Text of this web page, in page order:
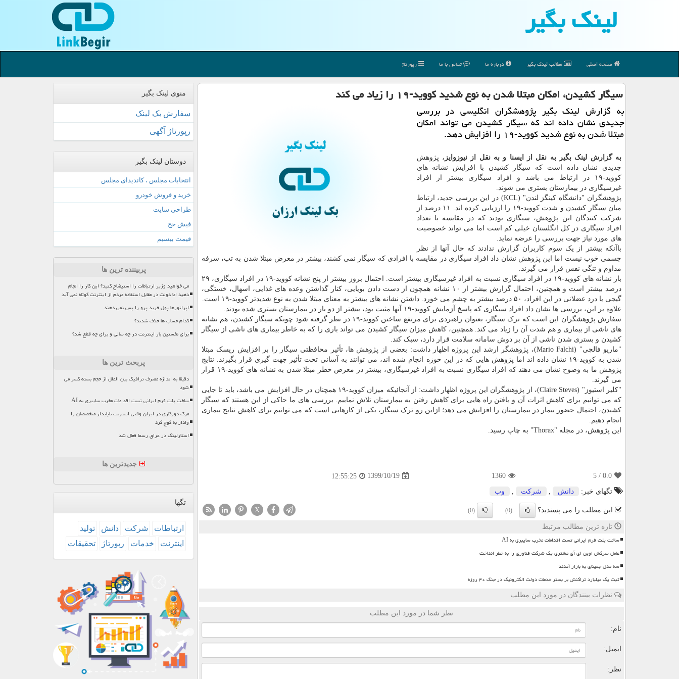
لینك بگیر
صفحه اصلی مطالب لینك بگیر درباره ما تماس با ما رپورتاژ
سیگار كشیدن، امكان مبتلا شدن به نوع شدید كووید-۱۹ را زیاد می كند
به گزارش لینک بگیر پژوهشگران انگلیسی در بررسی
جدیدی نشان داده اند که سیگار کشیدن می تواند امکان
مبتلا شدن به نوع شدید کووید-۱۹ را افزایش دهد.
به گزارش لینک بگیر به نقل از ایسنا و به نقل از نیوزوایز ، پژوهش
جدیدی نشان داده است که سیگار کشیدن با افزایش نشانه های
کووید-۱۹ در ارتباط می باشد و افراد سیگاری بیشتر از افراد
غیرسیگاری در بیمارستان بستری می شوند.
پژوهشگران "دانشگاه کینگز لندن" (KCL) در این بررسی جدید، ارتباط
میان سیگار کشیدن و شدت کووید-۱۹ را ارزیابی کرده اند. ۱۱ درصد از
شرکت کنندگان این پژوهش، سیگاری بودند که در مقایسه با تعداد
افراد سیگاری در کل انگلستان خیلی کم است اما می تواند خصوصیت
های مورد نیاز جهت بررسی را عرضه نماید.
باآنکه بیشتر از یک سوم کاربران گزارش ندادند که حال آنها از نظر
جسمی خوب نیست اما این پژوهش نشان داد افراد سیگاری در مقایسه با افرادی که سیگار نمی کشند، بیشتر در معرض مبتلا شدن به تب، سرفه
مداوم و تنگی نفس قرار می گیرند.
بار نشانه های کووید-۱۹ در افراد سیگاری نسبت به افراد غیرسیگاری بیشتر است. احتمال بروز بیشتر از پنج نشانه کووید-۱۹ در افراد سیگاری، ۲۹
درصد بیشتر است و همچنین، احتمال گزارش بیشتر از ۱۰ نشانه همچون از دست دادن بویایی، کنار گذاشتن وعده های غذایی، اسهال، خستگی،
گیجی یا درد عضلانی در این افراد، ۵۰ درصد بیشتر به چشم می خورد. داشتن نشانه های بیشتر به معنای مبتلا شدن به نوع شدیدتر کووید-۱۹ است.
علاوه بر این، بررسی ها نشان داد افراد سیگاری که پاسخ آزمایش کووید-۱۹ آنها مثبت بود، بیشتر از دو بار در بیمارستان بستری شده بودند.
سفارش پژوهشگران این است که ترک سیگار، بعنوان راهبردی برای مرتفع ساختن کووید-۱۹ در نظر گرفته شود چونکه سیگار کشیدن، هم نشانه
های ناشی از بیماری و هم شدت آن را زیاد می کند. همچنین، کاهش میزان سیگار کشیدن می تواند باری را که به خاطر بیماری های ناشی از سیگار
کشیدن و بستری شدن ناشی از آن بر دوش سامانه سلامت قرار دارد، سبک کند.
"ماریو فالچی" (Mario Falchi)، پژوهشگر ارشد این پروژه اظهار داشت: بعضی از پژوهش ها، تأثیر محافظتی سیگار را بر افزایش ریسک مبتلا
شدن به کووید-۱۹ نشان داده اند اما پژوهش هایی که در این حوزه انجام شده اند، می توانند به آسانی تحت تأثیر جهت گیری قرار بگیرند. نتایج
پژوهش ما به وضوح نشان می دهند که افراد سیگاری نسبت به افراد غیرسیگاری، بیشتر در معرض خطر مبتلا شدن به نشانه های کووید-۱۹ قرار
می گیرند.
"کلیر استیوز" (Claire Steves)، از پژوهشگران این پروژه اظهار داشت: از آنجائیکه میزان کووید-۱۹ همچنان در حال افزایش می باشد، باید تا جایی
که می توانیم برای کاهش اثرات آن و یافتن راه هایی برای کاهش رفتن به بیمارستان تلاش نماییم. بررسی های ما حاکی از این هستند که سیگار
کشیدن، احتمال حضور بیمار در بیمارستان را افزایش می دهد؛ ازاین رو ترک سیگار، یکی از کارهایی است که می توانیم برای کاهش نتایج بیماری
انجام دهیم.
این پژوهش، در مجله "Thorax" به چاپ رسید.
0.0
/ 5
1360
1399/10/19
12:55:25
تگهای خبر:
دانش شركت وب
این مطلب را می پسندید؟ (0)
(0)
X
تازه ترین مطالب مرتبط
ساخت پلت فرم ایرانی تست اقدامات مخرب سایبری به AI
عامل سرکش اوپن ای آی مشتری یک شرکت فناوری را به خطر انداخت
سه مدل جمینای به بازار آمدند
ثبت یک میلیارد تراکنش بر بستر خدمات دولت الکترونیک در جنگ ۴۰ روزه
نظرات بینندگان در مورد این مطلب
نظر شما در مورد این مطلب
نام:
ایمیل:
نظر:
منوی لینک بگیر
سفارش بک لینک
رپورتاژ آگهی
دوستان لینک بگیر
انتخابات مجلس ، کاندیدای مجلس
خرید و فروش خودرو
طراحی سایت
فیش حج
قیمت بیسیم
پربیننده ترین ها
می خواهید وزیر ارتباطات را استیضاح کنید؟ این کار را انجام
دهید اما دولت در مقابل استفاده مردم از اینترنت کوتاه نمی آید
اپراتورها پول خرید پرو را پس نمی دهند
کدام حساب ها حذف شدند؟
برای نخستین بار اینترنت در چه سالی و برای چه قطع شد؟
پربحث ترین ها
دقیقا به اندازه مصرف ترافیک بین الملل از حجم بسته کسر می
شود
ساخت پلت فرم ایرانی تست اقدامات مخرب سایبری به AI
مرگ دورکاری در ایران وقتی اینترنت ناپایدار متخصصان را
وادار به کوچ کرد
استارلینک در عراق رسما فعال شد
جدیدترین ها
تگها
ارتباطات شركت دانش
تولید
اینترنت
خدمات رپورتاژ تحقیقات